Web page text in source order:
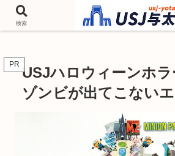
チケットやシーズンイベント ニンテンドーワー
バを歩いて情報収集して
PR USJハロウィーンホ
ゾンビが出てこない
検索